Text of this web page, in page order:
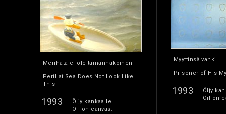
Merihätä ei ole tämännäköinen
Peril at Sea Does Not Look Like
This
1993
Öljy kankaalle.
Oil on canvas.
Myyttinsä vanki
Prisoner of His
1993
Öljy
Oil on